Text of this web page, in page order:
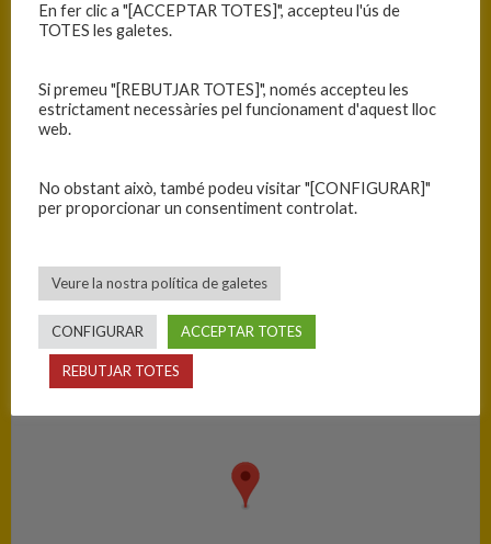
Equip T
C.B. Banyoles 45
PISTA
En fer clic a "[ACCEPTAR TOTES]", accepteu l'ús de
TOTES les galetes.
Si premeu "[REBUTJAR TOTES]", només accepteu les
estrictament necessàries pel funcionament d'aquest lloc
web.
No obstant això, també podeu visitar "[CONFIGURAR]"
per proporcionar un consentiment controlat.
Veure la nostra política de galetes
CONFIGURAR ACCEPTAR TOTES
REBUTJAR TOTES